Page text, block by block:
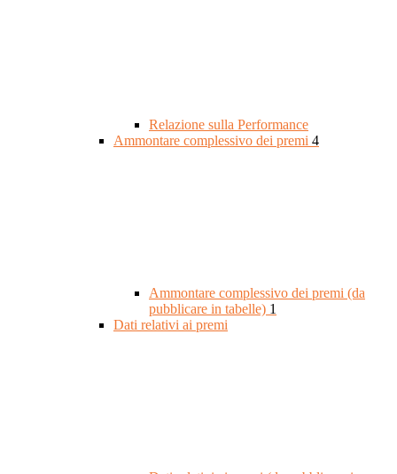
Relazione sulla Performance
Ammontare complessivo dei premi 4
Ammontare complessivo dei premi (da
pubblicare in tabelle) 1
Dati relativi ai premi